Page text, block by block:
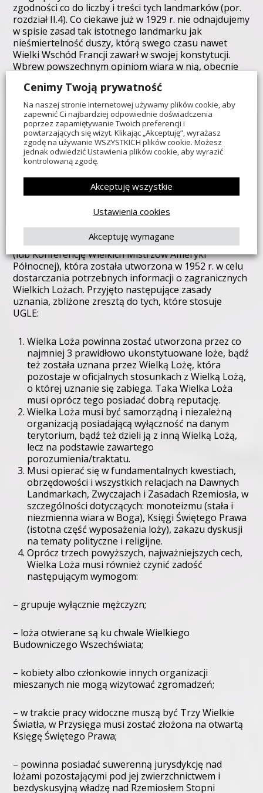
zgodności co do liczby i treści tych landmarków (por.
rozdział II.4). Co ciekawe już w 1929 r. nie odnajdujemy
w spisie zasad tak istotnego landmarku jak
nieśmiertelność duszy, którą swego czasu nawet
Wielki Wschód Francji zawarł w swojej konstytucji.
Wbrew powszechnym opiniom wiara w nią, obecnie
regularnych potęg masońskich, choć wciąż istnieje
bardzo duża liczba obediencji, która żąda tego od
swoich kandydatów. W szczególności dotyczy to
Wielkich Lóż funkcjonujących na południu USA – w
bardzo konserwatywnie nastawionych stanach.
Współcześnie każda regularna Wielka Loża we
własnym zakresie ma prawo rozstrzygnąć, czy chce
też nie i nie ma to wpływu na uznanie jej za regularną
przez UGLE czy inne obediencje. Potwierdza to
zresztą nieco inny dokument pn. „Standardy
uznawania Wielkich Lóż”. Został on przyjęty przez
Komisję ds. Informacji w Sprawie Uznań Konferencji
Wielkich Mistrzów Masońskich Ameryki Północnej
(lub Konferencję Wielkich Mistrzów Ameryki
Północnej), która została utworzona w 1952 r. w celu
dostarczania potrzebnych informacji o zagranicznych
Wielkich Lożach. Przyjęto następujące zasady
uznania, zbliżone zresztą do tych, które stosuje
UGLE:
Wielka Loża powinna zostać utworzona przez co
najmniej 3 prawidłowo ukonstytuowane loże, bądź
też została uznana przez Wielką Lożę, która
pozostaje w oficjalnych stosunkach z Wielką Lożą,
o której uznanie się zabiega. Taka Wielka Loża
musi oprócz tego posiadać dobrą reputację.
Wielka Loża musi być samorządną i niezależną
organizacją posiadającą wyłączność na danym
terytorium, bądź też dzieli ją z inną Wielką Lożą,
lecz na podstawie zawartego
porozumienia/traktatu.
Musi opierać się w fundamentalnych kwestiach,
obrzędowości i wszystkich relacjach na Dawnych
Landmarkach, Zwyczajach i Zasadach Rzemiosła, w
szczególności dotyczących: monoteizmu (stała i
niezmienna wiara w Boga), Księgi Świętego Prawa
(istotna część wyposażenia loży), zakazu dyskusji
na tematy polityczne i religijne.
Oprócz trzech powyższych, najważniejszych cech,
Wielka Loża musi również czynić zadość
następującym wymogom:
– grupuje wyłącznie mężczyzn;
– loża otwierane są ku chwale Wielkiego
Budowniczego Wszechświata;
– kobiety albo członkowie innych organizacji
mieszanych nie mogą wizytować zgromadzeń;
– w trakcie pracy widoczne muszą być Trzy Wielkie
Światła, w Przysięga musi zostać złożona na otwartą
Księgę Świętego Prawa;
– powinna posiadać suwerenną jurysdykcję nad
lożami pozostającymi pod jej zwierzchnictwem i
bezdyskusyjną władzę nad Rzemiosłem Stopni
Cenimy Twoją prywatność
Na naszej stronie internetowej używamy plików cookie, aby
zapewnić Ci najbardziej odpowiednie doświadczenia
poprzez zapamiętywanie Twoich preferencji i
powtarzających się wizyt. Klikając „Akceptuję”, wyrażasz
zgodę na używanie WSZYSTKICH plików cookie. Możesz
jednak odwiedzić Ustawienia plików cookie, aby wyrazić
kontrolowaną zgodę.
Ustawienia cookies
Akceptuję wymagane
Akceptuję wszystkie